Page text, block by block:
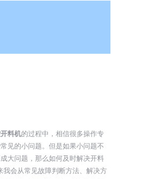
料机的过程中，相信很多操作专
见的小问题。但是如果小问题不
大问题，那么如何及时解决开料
我会从常见故障判断方法、解决方